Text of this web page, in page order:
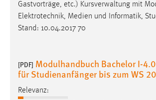
Gastvorträge, etc.) Kursverwaltung mit
Elektrotechnik, Medien und Informatik,
Stand: 10.04.2017 70
[PDF] Modulhandbuch Bachelor I-
für Studienanfänger bis zum WS
Relevanz: